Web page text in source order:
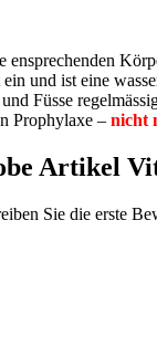
ensprechenden
und ist eine
Füsse
Prophylaxe – nicht
Artikel
Sie die erste